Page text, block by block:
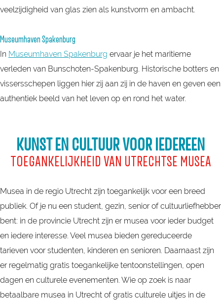
veelzijdigheid van glas zien als kunstvorm en ambacht.
Museumhaven Spakenburg
In Museumhaven Spakenburg ervaar je het maritieme
verleden van Bunschoten-Spakenburg. Historische botters en
vissersschepen liggen hier zij aan zij in de haven en geven een
authentiek beeld van het leven op en rond het water.
KUNST EN CULTUUR VOOR IEDEREEN
TOEGANKELIJKHEID VAN UTRECHTSE MUSEA
Musea in de regio Utrecht zijn toegankelijk voor een breed
publiek. Of je nu een student, gezin, senior of cultuurliefhebber
bent: in de provincie Utrecht zijn er musea voor ieder budget
en iedere interesse. Veel musea bieden gereduceerde
tarieven voor studenten, kinderen en senioren. Daarnaast zijn
er regelmatig gratis toegankelijke tentoonstellingen, open
dagen en culturele evenementen. Wie op zoek is naar
betaalbare musea in Utrecht of gratis culturele uitjes in de